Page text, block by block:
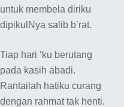
untuk membela diriku
dipikulNya salib b’rat.
Tiap hari ‘ku berutang
pada kasih abadi.
Rantailah hatiku curang
dengan rahmat tak henti.